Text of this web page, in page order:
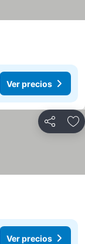
Ver precios
Compartir
Ver precios